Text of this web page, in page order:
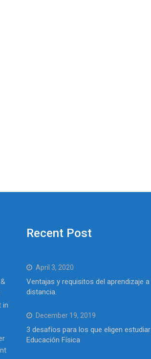
in
Recent Post
April 3, 2020
Ventajas y requisitos del aprendizaje a
distancia.
December 19, 2019
3 desafíos para los que eligen estudiar
Educación Física